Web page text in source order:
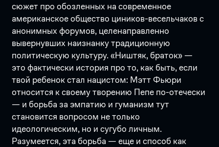
сюжет про обозленных на современное
американское общество циников-весельчаков с
анонимных форумов, целенаправленно
вывернувших наизнанку традиционную
политическую культуру. «Ништяк, браток» —
это фактически история про то, как быть, если
твой ребенок стал нацистом: Мэтт Фьюри
относится к своему творению Пепе по-отечески
— и борьба за эмпатию и гуманизм тут
становится вопросом не только
идеологическим, но и сугубо личным.
Разумеется, эта борьба — еще и способ как